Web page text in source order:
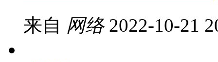
来自 网络 2022-10-21